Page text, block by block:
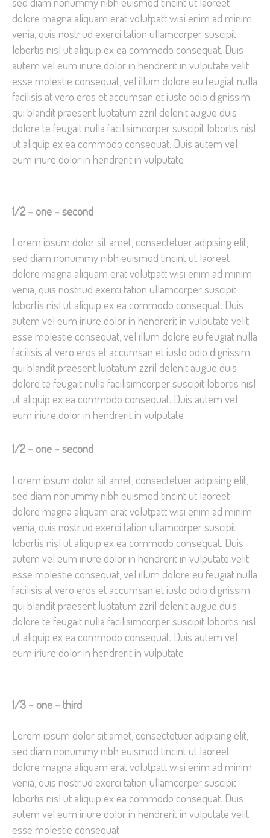
dolore magna aliquam erat volutpatt wisi enim ad minim
venia, quis nostr.ud exerci tation ullamcorper suscipit
lobortis nisl ut aliquip ex ea commodo consequat. Duis
autem vel eum iriure dolor in hendrerit in vulputate velit
esse molestie consequat, vel illum dolore eu feugiat nulla
facilisis at vero eros et accumsan et iusto odio dignissim
qui blandit praesent luptatum zzril delenit augue duis
dolore te feugait nulla facilisimcorper suscipit lobortis nisl
ut aliquip ex ea commodo consequat. Duis autem vel
eum iriure dolor in hendrerit in vulputate
1/2 – one – second
Lorem ipsum dolor sit amet, consectetuer adipising elit,
sed diam nonummy nibh euismod tincint ut laoreet
dolore magna aliquam erat volutpatt wisi enim ad minim
venia, quis nostr.ud exerci tation ullamcorper suscipit
lobortis nisl ut aliquip ex ea commodo consequat. Duis
autem vel eum iriure dolor in hendrerit in vulputate velit
esse molestie consequat, vel illum dolore eu feugiat nulla
facilisis at vero eros et accumsan et iusto odio dignissim
qui blandit praesent luptatum zzril delenit augue duis
dolore te feugait nulla facilisimcorper suscipit lobortis nisl
ut aliquip ex ea commodo consequat. Duis autem vel
eum iriure dolor in hendrerit in vulputate
1/2 – one – second
Lorem ipsum dolor sit amet, consectetuer adipising elit,
sed diam nonummy nibh euismod tincint ut laoreet
dolore magna aliquam erat volutpatt wisi enim ad minim
venia, quis nostr.ud exerci tation ullamcorper suscipit
lobortis nisl ut aliquip ex ea commodo consequat. Duis
autem vel eum iriure dolor in hendrerit in vulputate velit
esse molestie consequat, vel illum dolore eu feugiat nulla
facilisis at vero eros et accumsan et iusto odio dignissim
qui blandit praesent luptatum zzril delenit augue duis
dolore te feugait nulla facilisimcorper suscipit lobortis nisl
ut aliquip ex ea commodo consequat. Duis autem vel
eum iriure dolor in hendrerit in vulputate
1/3 – one – third
Lorem ipsum dolor sit amet, consectetuer adipising elit,
sed diam nonummy nibh euismod tincint ut laoreet
dolore magna aliquam erat volutpatt wisi enim ad minim
venia, quis nostr.ud exerci tation ullamcorper suscipit
lobortis nisl ut aliquip ex ea commodo consequat. Duis
autem vel eum iriure dolor in hendrerit in vulputate velit
esse molestie consequat